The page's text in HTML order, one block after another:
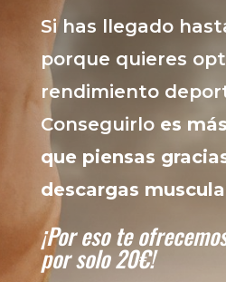
Si has llegado
porque quieres
rendimiento
Conseguirlo es
que piensas
descargas
¡Por eso te
por solo 20€!